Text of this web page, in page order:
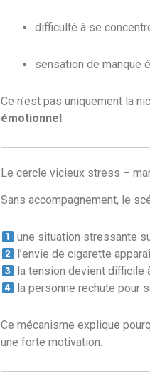
difficulté à se
sensation de manque
Ce n’est pas uniquement la
émotionnel
Le cercle vicieux stress –
Sans accompagnement, le
une situation stressante
l’envie de cigarette
la tension devient difficile
la personne rechute pour
Ce mécanisme explique
une forte motivation.